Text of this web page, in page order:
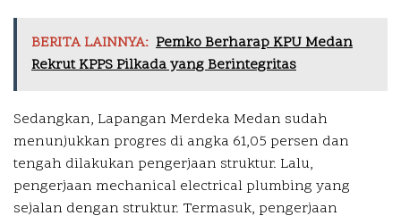
BERITA LAINNYA: Pemko Berharap KPU Medan
Rekrut KPPS Pilkada yang Berintegritas
Sedangkan, Lapangan Merdeka Medan sudah
menunjukkan progres di angka 61,05 persen dan
tengah dilakukan pengerjaan struktur. Lalu,
pengerjaan mechanical electrical plumbing yang
sejalan dengan struktur. Termasuk, pengerjaan